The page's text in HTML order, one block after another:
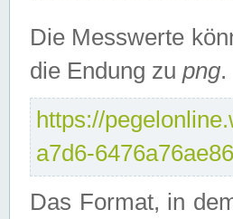
Die Messwerte
die Endung zu png.
https://
a7d6-
Das Format, in